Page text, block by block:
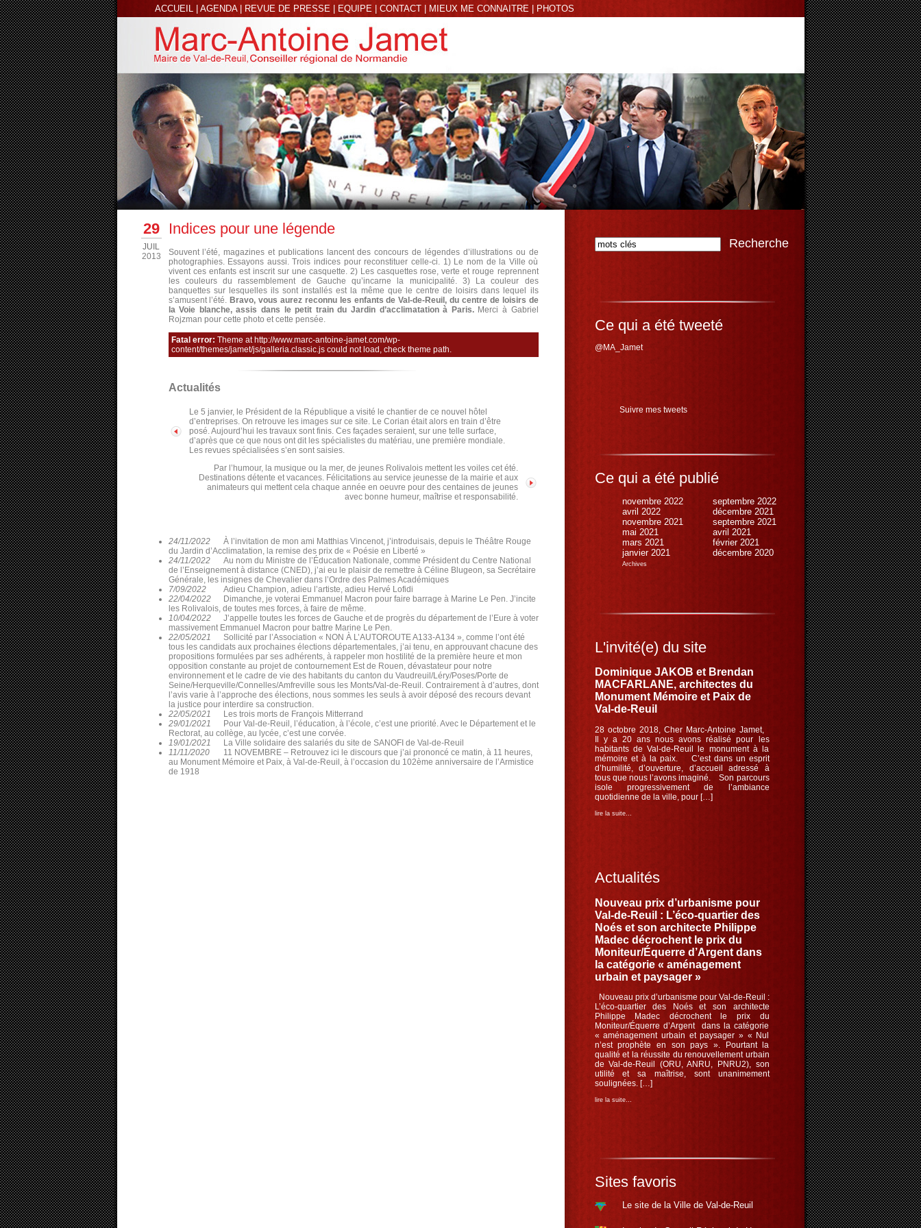
ACCUEIL| AGENDA| REVUE DE PRESSE| EQUIPE| CONTACT| MIEUX ME CONNAITRE| PHOTOS
Ce qui a été tweeté
@MA_Jamet
Suivre mes tweets
Ce qui a été publié
novembre 2022
septembre 2022
avril 2022
décembre 2021
novembre 2021
septembre 2021
mai 2021
avril 2021
mars 2021
février 2021
janvier 2021
décembre 2020
Archives
L'invité(e) du site
Dominique JAKOB et Brendan
MACFARLANE, architectes du
Monument Mémoire et Paix de
Val-de-Reuil
28 octobre 2018, Cher Marc-Antoine Jamet,
Il y a 20 ans nous avons réalisé pour les
habitants de Val-de-Reuil le monument à la
mémoire et à la paix. C’est dans un esprit
d’humilité, d’ouverture, d’accueil adressé à
tous que nous l’avons imaginé. Son parcours
isole progressivement de l’ambiance
quotidienne de la ville, pour […]
lire la suite…
Actualités
Nouveau prix d’urbanisme pour
Val-de-Reuil : L’éco-quartier des
Noés et son architecte Philippe
Madec décrochent le prix du
Moniteur/Équerre d’Argent dans
la catégorie « aménagement
urbain et paysager »
Nouveau prix d’urbanisme pour Val-de-Reuil :
L’éco-quartier des Noés et son architecte
Philippe Madec décrochent le prix du
Moniteur/Équerre d’Argent dans la catégorie
« aménagement urbain et paysager » « Nul
n’est prophète en son pays ». Pourtant la
qualité et la réussite du renouvellement urbain
de Val-de-Reuil (ORU, ANRU, PNRU2), son
utilité et sa maîtrise, sont unanimement
soulignées. […]
lire la suite…
Sites favoris
Le site de la Ville de Val-de-Reuil
29
JUIL
2013
Indices pour une légende
Souvent l’été, magazines et publications lancent des concours de légendes d’illustrations ou de
photographies. Essayons aussi. Trois indices pour reconstituer celle-ci. 1) Le nom de la Ville où
vivent ces enfants est inscrit sur une casquette. 2) Les casquettes rose, verte et rouge reprennent
les couleurs du rassemblement de Gauche qu’incarne la municipalité. 3) La couleur des
banquettes sur lesquelles ils sont installés est la même que le centre de loisirs dans lequel ils
s’amusent l’été. Bravo, vous aurez reconnu les enfants de Val-de-Reuil, du centre de loisirs de
la Voie blanche, assis dans le petit train du Jardin d’acclimatation à Paris.Merci à Gabriel
Rojzman pour cette photo et cette pensée.
Fatal error: Theme at http://www.marc-antoine-jamet.com/wp-
content/themes/jamet/js/galleria.classic.js could not load, check theme path.
Actualités
Le 5 janvier, le Président de la République a visité le chantier de ce nouvel hôtel
d’entreprises. On retrouve les images sur ce site. Le Corian était alors en train d’être
posé. Aujourd’hui les travaux sont finis. Ces façades seraient, sur une telle surface,
d’après que ce que nous ont dit les spécialistes du matériau, une première mondiale.
Les revues spécialisées s’en sont saisies.
Par l’humour, la musique ou la mer, de jeunes Rolivalois mettent les voiles cet été.
Destinations détente et vacances. Félicitations au service jeunesse de la mairie et aux
animateurs qui mettent cela chaque année en oeuvre pour des centaines de jeunes
avec bonne humeur, maîtrise et responsabilité.
24/11/2022
À l’invitation de mon ami Matthias Vincenot, j’introduisais, depuis le Théâtre Rouge
du Jardin d’Acclimatation, la remise des prix de « Poésie en Liberté »
24/11/2022
Au nom du Ministre de l’Éducation Nationale, comme Président du Centre National
de l’Enseignement à distance (CNED), j’ai eu le plaisir de remettre à Céline Blugeon, sa Secrétaire
Générale, les insignes de Chevalier dans l’Ordre des Palmes Académiques
7/09/2022
Adieu Champion, adieu l’artiste, adieu Hervé Lofidi
22/04/2022
Dimanche, je voterai Emmanuel Macron pour faire barrage à Marine Le Pen. J’incite
les Rolivalois, de toutes mes forces, à faire de même.
10/04/2022
J’appelle toutes les forces de Gauche et de progrès du département de l’Eure à voter
massivement Emmanuel Macron pour battre Marine Le Pen.
22/05/2021
Sollicité par l’Association « NON À L’AUTOROUTE A133-A134 », comme l’ont été
tous les candidats aux prochaines élections départementales, j’ai tenu, en approuvant chacune des
propositions formulées par ses adhérents, à rappeler mon hostilité de la première heure et mon
opposition constante au projet de contournement Est de Rouen, dévastateur pour notre
environnement et le cadre de vie des habitants du canton du Vaudreuil/Léry/Poses/Porte de
Seine/Herqueville/Connelles/Amfreville sous les Monts/Val-de-Reuil. Contrairement à d’autres, dont
l’avis varie à l’approche des élections, nous sommes les seuls à avoir déposé des recours devant
la justice pour interdire sa construction.
22/05/2021
Les trois morts de François Mitterrand
29/01/2021
Pour Val-de-Reuil, l’éducation, à l’école, c’est une priorité. Avec le Département et le
Rectorat, au collège, au lycée, c’est une corvée.
19/01/2021
La Ville solidaire des salariés du site de SANOFI de Val-de-Reuil
11/11/2020
11 NOVEMBRE – Retrouvez ici le discours que j’ai prononcé ce matin, à 11 heures,
au Monument Mémoire et Paix, à Val-de-Reuil, à l’occasion du 102ème anniversaire de l’Armistice
de 1918